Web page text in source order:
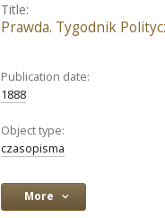
Title:
Prawda. Tygodnik
Publication date:
1888
Object type:
czasopisma
More